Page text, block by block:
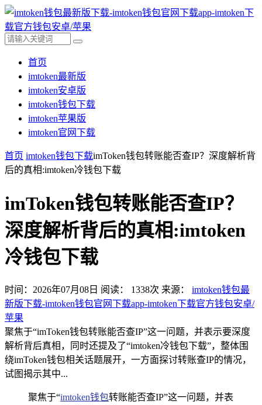
首页
imtoken最新版
imtoken安卓版
imtoken钱包下载
imtoken苹果版
imtoken官网下载
首页 imtoken钱包下载imToken钱包转账能否查IP？深度解析背
后的真相:imtoken冷钱包下载
imToken钱包转账能否查IP？
深度解析背后的真相:imtoken
冷钱包下载
时间：2026年07月08日 阅读： 1338次 来源： imtoken钱包最
新版下载-imtoken钱包官网下载app-imtoken下载官方钱包安卓/
苹果
聚焦于“imToken钱包转账能否查IP”这一问题，并表示要深度
解析背后真相，同时还提及了“imtoken冷钱包下载”，整体围
绕imToken钱包相关话题展开，一方面探讨转账查IP的情况，
试图揭示其中...
聚焦于“imtoken钱包转账能否查IP”这一问题，并表